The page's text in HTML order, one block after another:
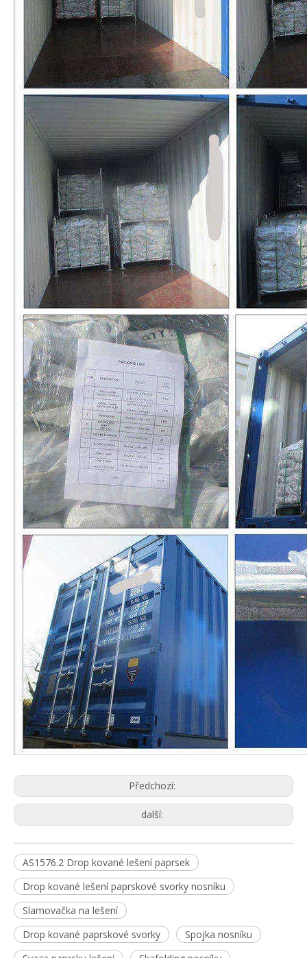
Předchozí:
další:
AS1576.2 Drop kované lešení paprsek
Drop kované lešení paprskové svorky nosníku
Slamovačka na lešení
Drop kované paprskové svorky
Spojka nosníku